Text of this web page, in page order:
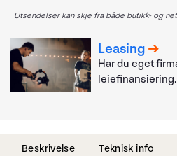
Utsendelser kan skje fra både butikk- og
Leasing
Har du eget
leiefinansiering.
Beskrivelse Teknisk info